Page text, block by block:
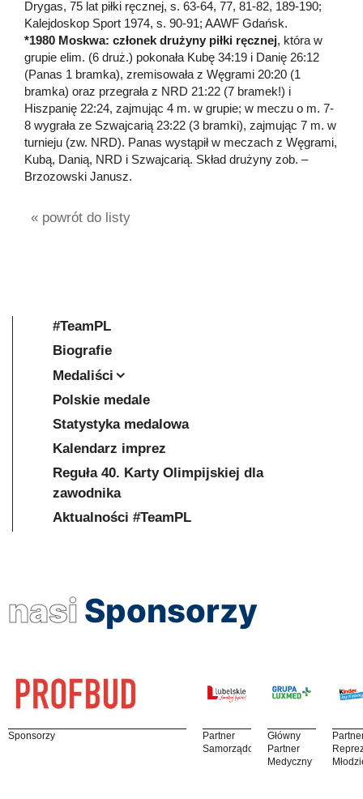
Drygas, 75 lat piłki ręcznej, s. 63-64, 77, 81-82, 189-190;
Kalejdoskop Sport 1974, s. 90-91; AAWF Gdańsk.
*1980 Moskwa: członek drużyny piłki ręcznej, która w
grupie elim. (6 druż.) pokonała Kubę 34:19 i Danię 26:12
(Panas 1 bramka), zremisowała z Węgrami 20:20 (1
bramka) oraz przegrała z NRD 21:22 (7 bramek!) i
Hiszpanię 22:24, zajmując 4 m. w grupie; w meczu o m. 7-
8 wygrała ze Szwajcarią 23:22 (3 bramki), zajmując 7 m. w
turnieju (zw. NRD). Panas wystąpił w meczach z Węgrami,
Kubą, Danią, NRD i Szwajcarią. Skład drużyny zob. –
Brzozowski Janusz.
« powrót do listy
#TeamPL
Biografie
Medaliści
Polskie medale
Statystyka medalowa
Kalendarz imprez
Reguła 40. Karty Olimpijskiej dla
zawodnika
Aktualności #TeamPL
nasi Sponsorzy
Sponsorzy
Partner
Samorządowy
Główny
Partner
Medyczny